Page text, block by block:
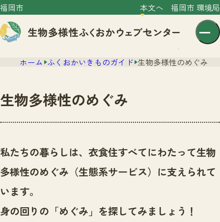
福岡市 本文へ 福岡市 環境局
センター紹介
センター紹介TOP
サイトポリシー
ニュース
いきものガイド
いきものガイドTOP
イベント
ホーム ふくおかいきものガイド 生物多様性のめぐみ
生物多様性のめぐみ
私たちの暮らしは、衣食住すべてにわたって生物
多様性のめぐみ（生態系サービス）に支えられて
います。
身の回りの「めぐみ」を探してみましょう！